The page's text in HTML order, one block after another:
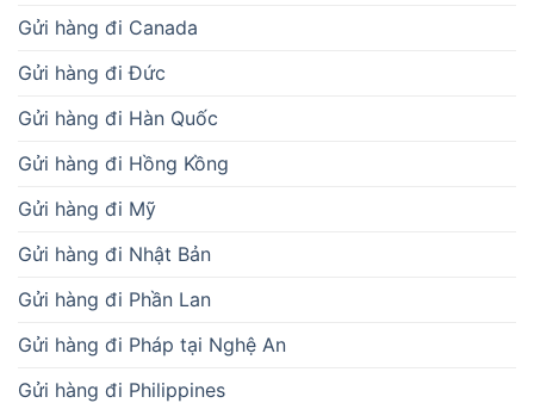
Gửi hàng đi Canada
Gửi hàng đi Đức
Gửi hàng đi Hàn Quốc
Gửi hàng đi Hồng Kồng
Gửi hàng đi Mỹ
Gửi hàng đi Nhật Bản
Gửi hàng đi Phần Lan
Gửi hàng đi Pháp tại Nghệ An
Gửi hàng đi Philippines